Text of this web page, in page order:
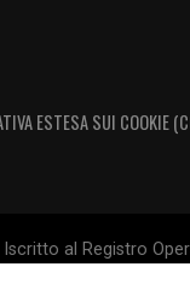
ESTESA SUI COOKIE
al Registro